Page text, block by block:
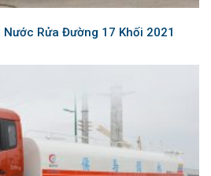
Rửa Đường 17 Khối 2021